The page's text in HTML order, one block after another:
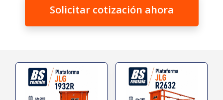
Solicitar cotización ahora